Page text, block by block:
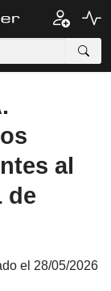
al
de
el 28/05/2026